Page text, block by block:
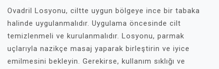
Ovadril Losyonu, ciltte uygun bölgeye ince bir tabaka
halinde uygulanmalıdır. Uygulama öncesinde cilt
temizlenmeli ve kurulanmalıdır. Losyonu, parmak
uçlarıyla nazikçe masaj yaparak birleştirin ve iyice
emilmesini bekleyin. Gerekirse, kullanım sıklığı ve